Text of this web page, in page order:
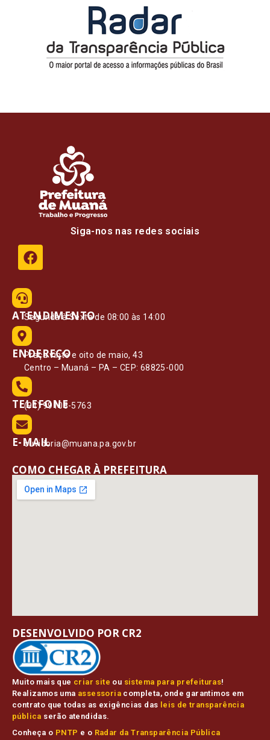
Siga-nos nas redes sociais
ATENDIMENTO
Segunda à Sexta de 08:00 às 14:00
ENDEREÇO
Praça vinte e oito de maio, 43
Centro – Muaná – PA – CEP: 68825-000
TELEFONE
(91) 99108-5763
E-MAIL
ouvidoria@muana.pa.gov.br
COMO CHEGAR À PREFEITURA
Muito mais que criar site ou sistema para prefeituras!
Realizamos uma assessoria completa, onde garantimos em
contrato que todas as exigências das leis de transparência
pública serão atendidas.
Conheça o PNTP e o Radar da Transparência Pública
DESENVOLVIDO POR CR2